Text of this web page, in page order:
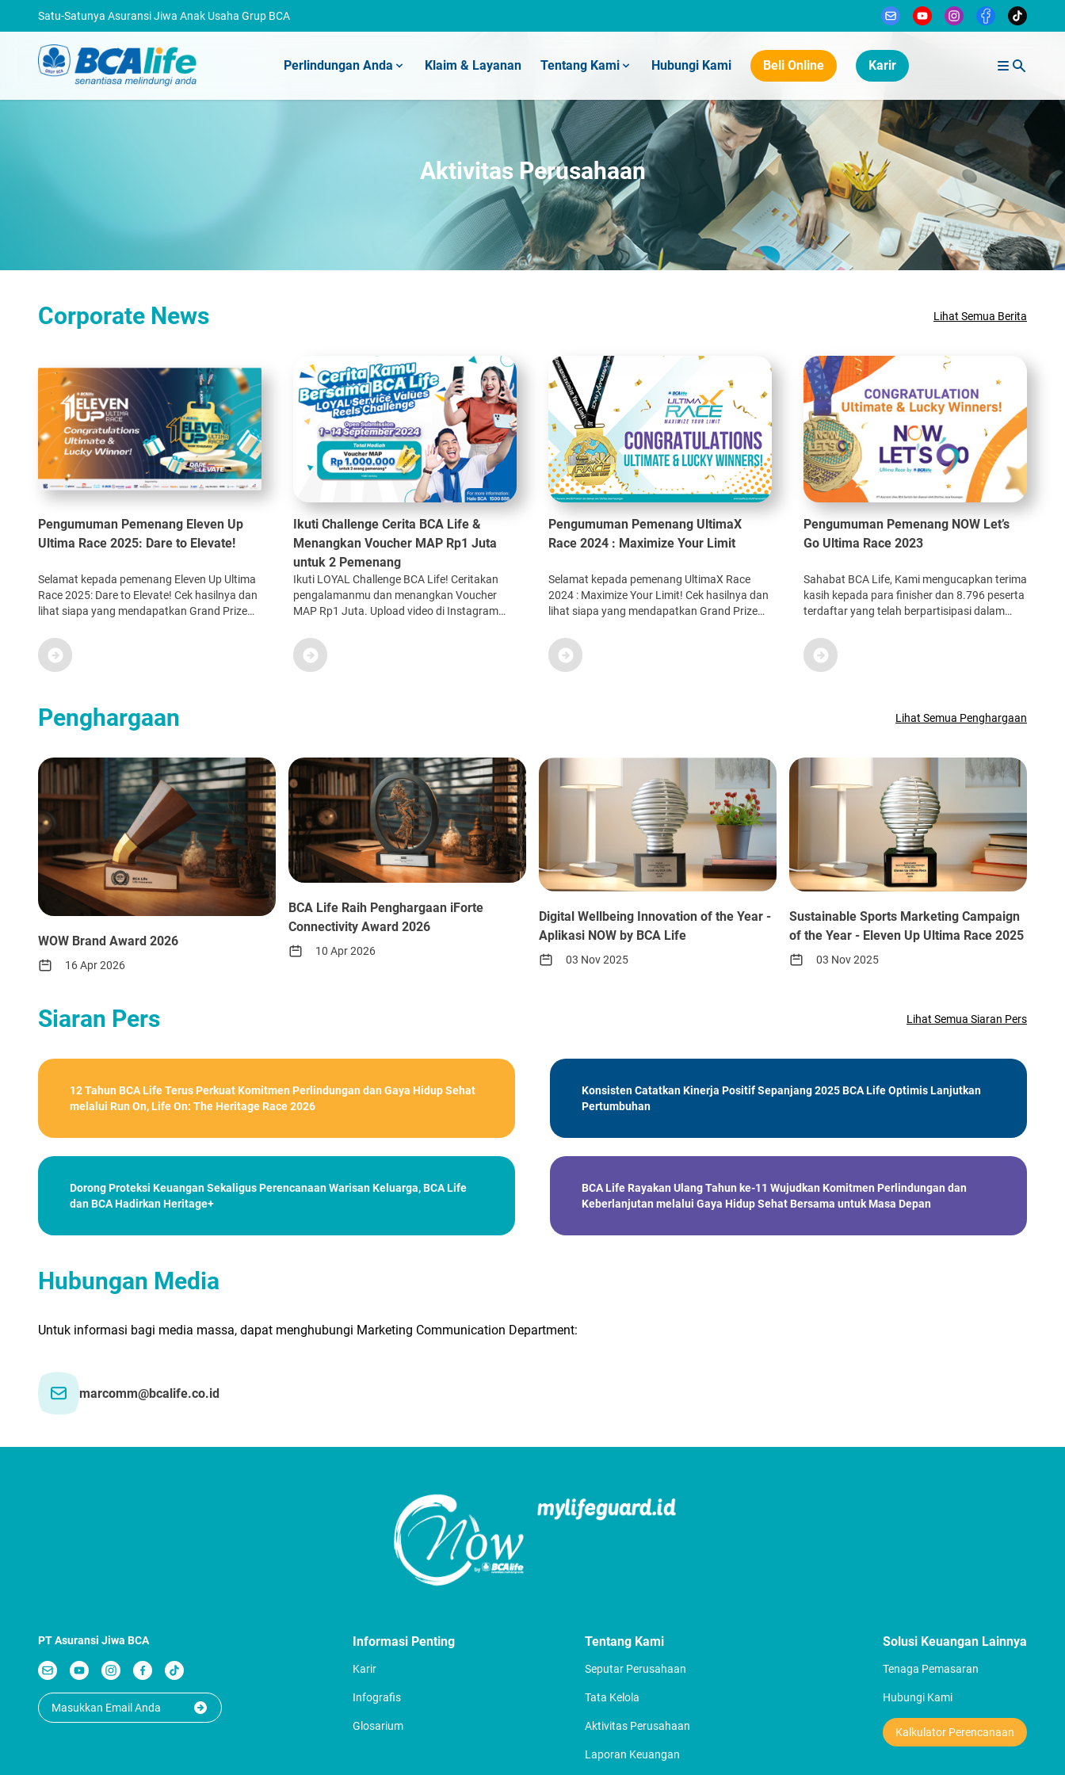
Satu-Satunya Asuransi Jiwa Anak Usaha Grup BCA
Perlindungan Anda Klaim & Layanan Tentang Kami Hubungi Kami Beli Online Karir
Aktivitas Perusahaan
Corporate News Lihat Semua Berita
Pengumuman Pemenang Eleven Up
Ultima Race 2025: Dare to Elevate!
Selamat kepada pemenang Eleven Up Ultima
Race 2025: Dare to Elevate! Cek hasilnya dan
lihat siapa yang mendapatkan Grand Prize
Ikuti Challenge Cerita BCA Life &
Menangkan Voucher MAP Rp1 Juta
untuk 2 Pemenang
Ikuti LOYAL Challenge BCA Life! Ceritakan
pengalamanmu dan menangkan Voucher
MAP Rp1 Juta. Upload video di Instagram
sini!
Pengumuman Pemenang UltimaX
Race 2024 : Maximize Your Limit
Selamat kepada pemenang UltimaX Race
2024 : Maximize Your Limit! Cek hasilnya dan
lihat siapa yang mendapatkan Grand Prize
Pengumuman Pemenang NOW Let’s
Go Ultima Race 2023
Sahabat BCA Life, Kami mengucapkan terima
kasih kepada para finisher dan 8.796 peserta
terdaftar yang telah berpartisipasi dalam
Race 2023 yang diselenggarakan pada 16 –
31 Juli 2023
Penghargaan Lihat Semua Penghargaan
WOW Brand Award 2026
16 Apr 2026
BCA Life Raih Penghargaan iForte
Connectivity Award 2026
10 Apr 2026
Digital Wellbeing Innovation of the Year -
Aplikasi NOW by BCA Life
03 Nov 2025
Sustainable Sports Marketing Campaign
of the Year - Eleven Up Ultima Race 2025
03 Nov 2025
Siaran Pers Lihat Semua Siaran Pers
12 Tahun BCA Life Terus Perkuat Komitmen Perlindungan dan Gaya Hidup Sehat
melalui Run On, Life On: The Heritage Race 2026
Konsisten Catatkan Kinerja Positif Sepanjang 2025 BCA Life Optimis Lanjutkan
Pertumbuhan
Dorong Proteksi Keuangan Sekaligus Perencanaan Warisan Keluarga, BCA Life
dan BCA Hadirkan Heritage+
BCA Life Rayakan Ulang Tahun ke-11 Wujudkan Komitmen Perlindungan dan
Keberlanjutan melalui Gaya Hidup Sehat Bersama untuk Masa Depan
Hubungan Media
Untuk informasi bagi media massa, dapat menghubungi Marketing Communication Department:
marcomm@bcalife.co.id
PT Asuransi Jiwa BCA Informasi Penting
Karir
Infografis
Glosarium
Tentang Kami
Seputar Perusahaan
Tata Kelola
Aktivitas Perusahaan
Laporan Keuangan
Solusi Keuangan Lainnya
Tenaga Pemasaran
Hubungi Kami
Kalkulator Perencanaan